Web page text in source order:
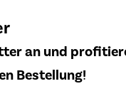
an und
Bestellung!